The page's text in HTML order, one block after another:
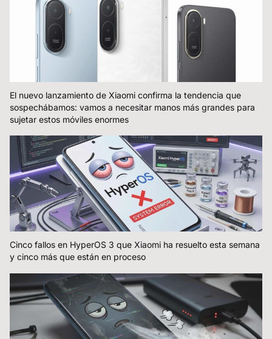
El nuevo lanzamiento de Xiaomi confirma la tendencia que
sospechábamos: vamos a necesitar manos más grandes para
sujetar estos móviles enormes
Cinco fallos en HyperOS 3 que Xiaomi ha resuelto esta semana
y cinco más que están en proceso